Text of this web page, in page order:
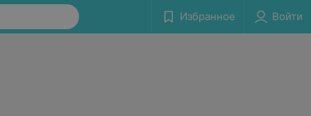
Избранное Войти